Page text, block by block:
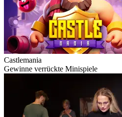
Castlemania
Gewinne verrückte Minispiele